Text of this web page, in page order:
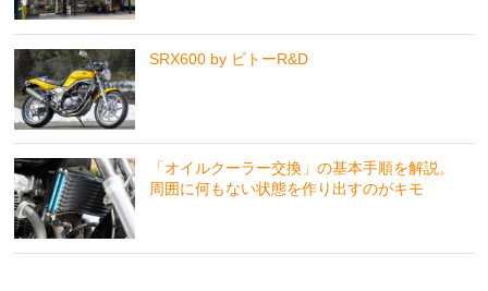
SRX600 by ビトーR&D
「オイルクーラー交換」の基本手順を解説。
周囲に何もない状態を作り出すのがキモ